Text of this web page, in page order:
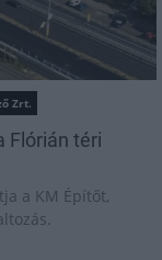
Zrt.
Flórián téri
a KM Építőt,